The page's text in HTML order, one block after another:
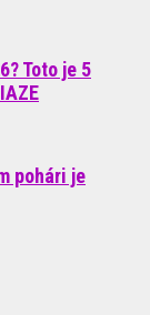
Toto je 5
pohári je